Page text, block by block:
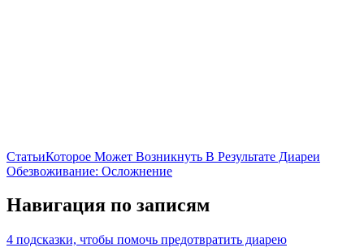
СтатьиКоторое Может Возникнуть В Результате Диареи
Обезвоживание: Осложнение
Навигация по записям
4 подсказки, чтобы помочь предотвратить диарею